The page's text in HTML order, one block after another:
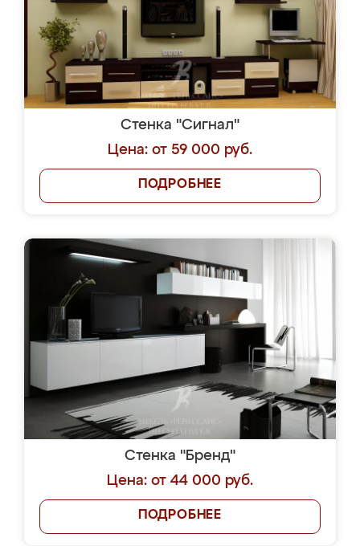
Стенка "Сигнал"
Цена: от 59 000 руб.
ПОДРОБНЕЕ
Стенка "Бренд"
Цена: от 44 000 руб.
ПОДРОБНЕЕ